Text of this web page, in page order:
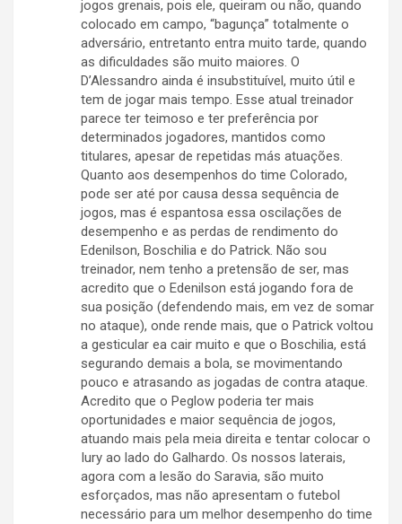
jogos grenais, pois ele, queiram ou não, quando
colocado em campo, “bagunça” totalmente o
adversário, entretanto entra muito tarde, quando
as dificuldades são muito maiores. O
D’Alessandro ainda é insubstituível, muito útil e
tem de jogar mais tempo. Esse atual treinador
parece ter teimoso e ter preferência por
determinados jogadores, mantidos como
titulares, apesar de repetidas más atuações.
Quanto aos desempenhos do time Colorado,
pode ser até por causa dessa sequência de
jogos, mas é espantosa essa oscilações de
desempenho e as perdas de rendimento do
Edenilson, Boschilia e do Patrick. Não sou
treinador, nem tenho a pretensão de ser, mas
acredito que o Edenilson está jogando fora de
sua posição (defendendo mais, em vez de somar
no ataque), onde rende mais, que o Patrick voltou
a gesticular ea cair muito e que o Boschilia, está
segurando demais a bola, se movimentando
pouco e atrasando as jogadas de contra ataque.
Acredito que o Peglow poderia ter mais
oportunidades e maior sequência de jogos,
atuando mais pela meia direita e tentar colocar o
Iury ao lado do Galhardo. Os nossos laterais,
agora com a lesão do Saravia, são muito
esforçados, mas não apresentam o futebol
necessário para um melhor desempenho do time